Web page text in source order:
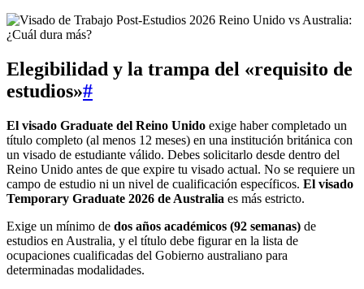
Elegibilidad y la trampa del «requisito de
estudios»#
El visado Graduate del Reino Unido exige haber completado un
título completo (al menos 12 meses) en una institución británica con
un visado de estudiante válido. Debes solicitarlo desde dentro del
Reino Unido antes de que expire tu visado actual. No se requiere un
campo de estudio ni un nivel de cualificación específicos. El visado
Temporary Graduate 2026 de Australia es más estricto.
Exige un mínimo de dos años académicos (92 semanas) de
estudios en Australia, y el título debe figurar en la lista de
ocupaciones cualificadas del Gobierno australiano para
determinadas modalidades.